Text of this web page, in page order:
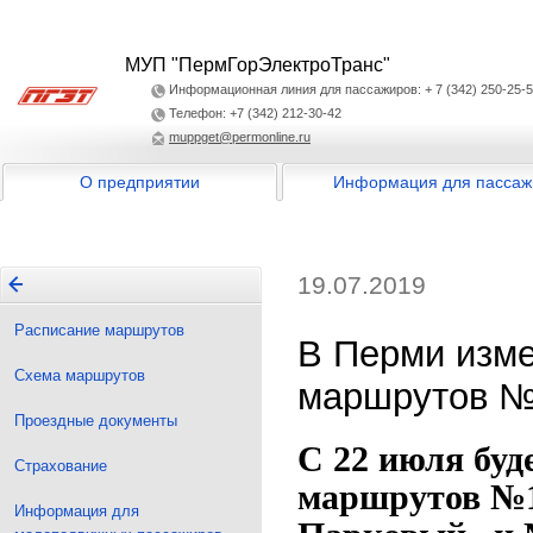
МУП "ПермГорЭлектроТранс"
Информационная линия для пассажиров: + 7 (342) 250-25-
Телефон: +7 (342) 212-30-42
muppget@permonline.ru
О предприятии Информация для
Расписание маршрутов
Схема маршрутов
Проездные документы
Страхование
Информация для
19.07.2019
В Перми
маршрутов
С 22 июля
маршрутов